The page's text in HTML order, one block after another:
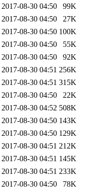
2017-08-30 04:50
99K
2017-08-30 04:50
27K
2017-08-30 04:50 100K
2017-08-30 04:50
55K
2017-08-30 04:50
92K
2017-08-30 04:51 256K
2017-08-30 04:51 315K
2017-08-30 04:50
22K
2017-08-30 04:52 508K
2017-08-30 04:50 143K
2017-08-30 04:50 129K
2017-08-30 04:51 212K
2017-08-30 04:51 145K
2017-08-30 04:51 233K
2017-08-30 04:50
78K